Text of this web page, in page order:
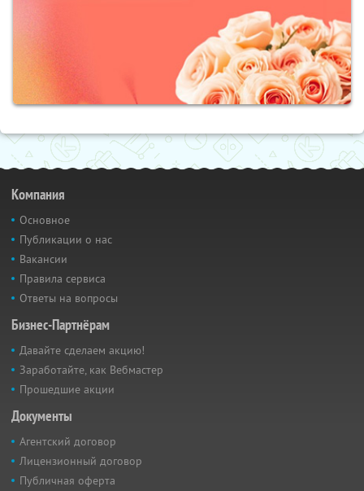
Компания
Основное
Публикации о нас
Вакансии
Правила сервиса
Ответы на вопросы
Бизнес-Партнёрам
Давайте сделаем акцию!
Заработайте, как Вебмастер
Прошедшие акции
Документы
Агентский договор
Лицензионный договор
Публичная оферта